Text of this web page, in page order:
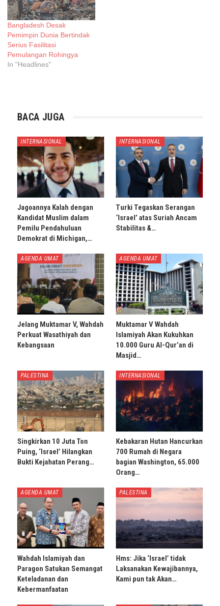
Bangladesh Desak
Pemimpin Dunia Bertindak
Serius Fasilitasi
Pemulangan Rohingya
In "Headlines"
BACA JUGA
INTERNASIONAL
Jagoannya Kalah dengan
Kandidat Muslim dalam
Pemilu Pendahuluan
Demokrat di Michigan,…
INTERNASIONAL
Turki Tegaskan Serangan
‘Israel’ atas Suriah Ancam
Stabilitas &…
AGENDA UMAT
Jelang Muktamar V, Wahdah
Perkuat Wasathiyah dan
Kebangsaan
AGENDA UMAT
Muktamar V Wahdah
Islamiyah Akan Kukuhkan
10.000 Guru Al-Qur’an di
Masjid…
PALESTINA
Singkirkan 10 Juta Ton
Puing, ‘Israel’ Hilangkan
Bukti Kejahatan Perang…
INTERNASIONAL
Kebakaran Hutan Hancurkan
700 Rumah di Negara
bagian Washington, 65.000
Orang…
AGENDA UMAT
Wahdah Islamiyah dan
Paragon Satukan Semangat
Keteladanan dan
Kebermanfaatan
PALESTINA
Hms: Jika ‘Israel’ tidak
Laksanakan Kewajibannya,
Kami pun tak Akan…